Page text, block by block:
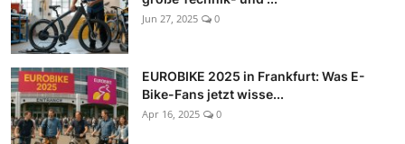
Jun 27, 2025 0
EUROBIKE 2025 in Frankfurt: Was E-
Bike-Fans jetzt wisse...
Apr 16, 2025 0